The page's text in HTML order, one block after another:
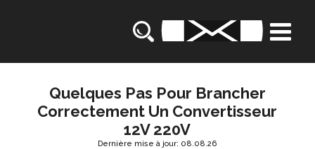
Quelques Pas Pour Brancher
Correctement Un Convertisseur
12V 220V
Dernière mise à jour: 08.08.26